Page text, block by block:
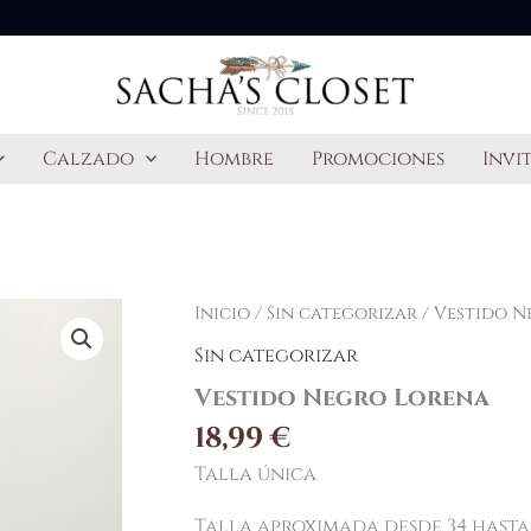
Calzado Hombre Promociones
Inicio/ Sin categorizar/ Vestido
Sin categorizar
Vestido Negro Lorena
18,99€
Talla única